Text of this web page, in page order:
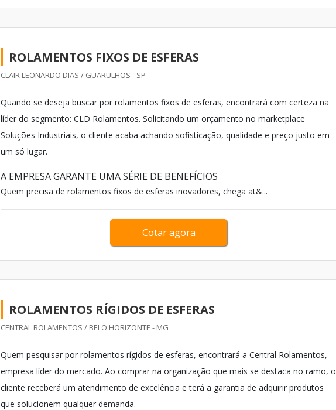
ROLAMENTOS FIXOS DE ESFERAS
CLAIR LEONARDO DIAS / GUARULHOS - SP
Quando se deseja buscar por rolamentos fixos de esferas, encontrará com certeza na
líder do segmento: CLD Rolamentos. Solicitando um orçamento no marketplace
Soluções Industriais, o cliente acaba achando sofisticação, qualidade e preço justo em
um só lugar.
A EMPRESA GARANTE UMA SÉRIE DE BENEFÍCIOS
Quem precisa de rolamentos fixos de esferas inovadores, chega at&...
Cotar agora
ROLAMENTOS RÍGIDOS DE ESFERAS
CENTRAL ROLAMENTOS / BELO HORIZONTE - MG
Quem pesquisar por rolamentos rígidos de esferas, encontrará a Central Rolamentos,
empresa líder do mercado. Ao comprar na organização que mais se destaca no ramo, o
cliente receberá um atendimento de excelência e terá a garantia de adquirir produtos
que solucionem qualquer demanda.